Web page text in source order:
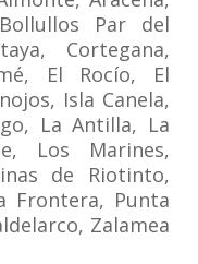
Par del
Cortegana,
El Rocío, El
Isla Canela,
La Antilla, La
Los Marines,
de Riotinto,
Frontera, Punta
Zalamea